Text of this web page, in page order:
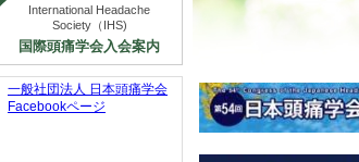
International Headache
Society（IHS)
国際頭痛学会入会案内
一般社団法人 日本頭痛学会
Facebookページ